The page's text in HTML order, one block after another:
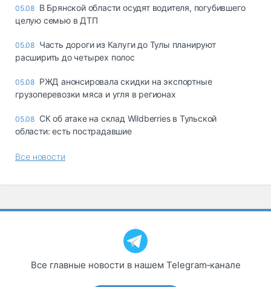
05.08 В Брянской области осудят водителя, погубившего
целую семью в ДТП
05.08 Часть дороги из Калуги до Тулы планируют
расширить до четырех полос
05.08 РЖД анонсировала скидки на экспортные
грузоперевозки мяса и угля в регионах
05.08 СК об атаке на склад Wildberries в Тульской
области: есть пострадавшие
Все новости
Все главные новости в нашем Telegram‑канале